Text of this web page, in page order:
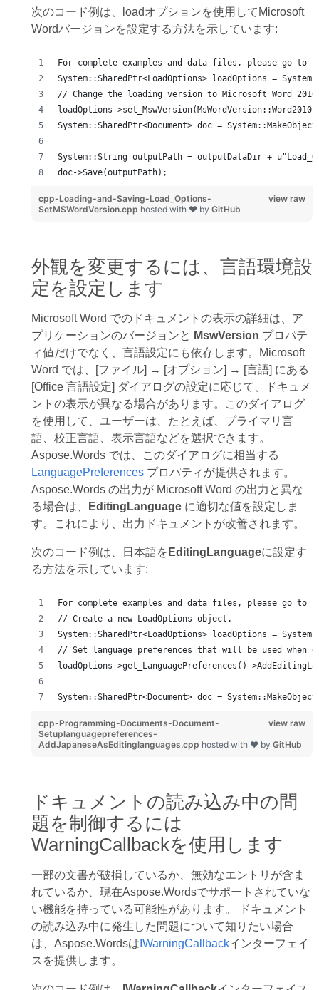
次のコード例は、loadオプションを使用してMicrosoft
Wordバージョンを設定する方法を示しています:
For complete examples and data files, please go to
System::SharedPtr<LoadOptions> loadOptions =
// Change the loading version to Microsoft Word
loadOptions-
System::SharedPtr<Document> doc =
System::String outputPath = outputDataDir +
doc->Save(outputPath);
view raw
cpp-Loading-and-Saving-Load_Options-
SetMSWordVersion.cpp hosted with ❤ by GitHub
外観を変更するには、言語環境設
定を設定します
Microsoft Word でのドキュメントの表示の詳細は、ア
プリケーションのバージョンと MswVersion プロパテ
ィ値だけでなく、言語設定にも依存します。Microsoft
Word では、[ファイル] → [オプション] → [言語] にある
[Office 言語設定] ダイアログの設定に応じて、ドキュメ
ントの表示が異なる場合があります。このダイアログ
を使用して、ユーザーは、たとえば、プライマリ言
語、校正言語、表示言語などを選択できます。
Aspose.Words では、このダイアログに相当する
LanguagePreferencesプロパティが提供されます。
Aspose.Words の出力が Microsoft Word の出力と異な
る場合は、
EditingLanguageに適切な値を設定しま
す。これにより、出力ドキュメントが改善されます。
次のコード例は、日本語を EditingLanguageに設定す
る方法を示しています:
For complete examples and data files, please go to
// Create a new LoadOptions object.
System::SharedPtr<LoadOptions> loadOptions =
// Set language preferences that will be used when
loadOptions->get_LanguagePreferences()-
System::SharedPtr<Document> doc =
view raw
cpp-Programming-Documents-Document-
Setuplanguagepreferences-
AddJapaneseAsEditinglanguages.cpp hosted with ❤ by GitHub
ドキュメントの読み込み中の問
題を制御するには
WarningCallbackを使用します
一部の文書が破損しているか、無効なエントリが含ま
れているか、現在Aspose.Wordsでサポートされていな
い機能を持っている可能性があります。 ドキュメント
の読み込み中に発生した問題について知りたい場合
は、Aspose.Wordsは IWarningCallbackインターフェイ
スを提供します。